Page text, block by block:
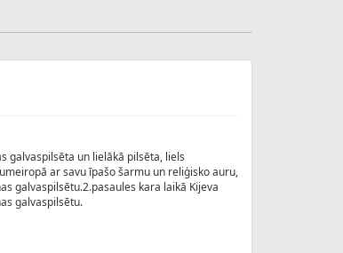
galvaspilsēta un lielākā pilsēta, liels
ar savu īpašo šarmu un reliģisko auru,
galvaspilsētu.2.pasaules kara laikā Kijeva
galvaspilsētu.